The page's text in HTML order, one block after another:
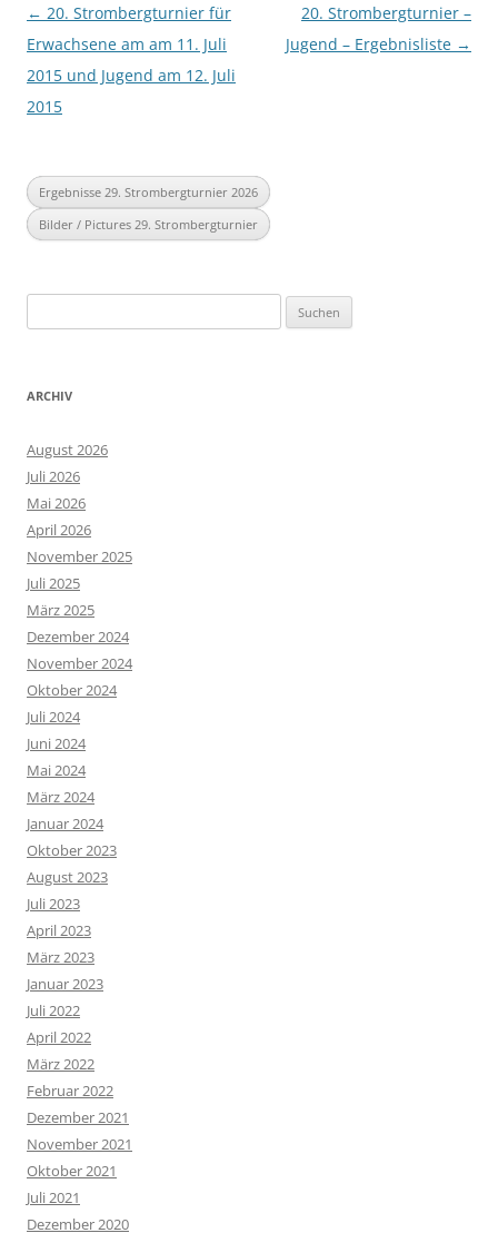
Beitragsnavigation
← 20. Strombergturnier für
Erwachsene am am 11. Juli
2015 und Jugend am 12. Juli
2015
20. Strombergturnier –
Jugend – Ergebnisliste →
Ergebnisse 29. Strombergturnier 2026
Bilder / Pictures 29. Strombergturnier
nach:
ARCHIV
August 2026
Juli 2026
Mai 2026
April 2026
November 2025
Juli 2025
März 2025
Dezember 2024
November 2024
Oktober 2024
Juli 2024
Juni 2024
Mai 2024
März 2024
Januar 2024
Oktober 2023
August 2023
Juli 2023
April 2023
März 2023
Januar 2023
Juli 2022
April 2022
März 2022
Februar 2022
Dezember 2021
November 2021
Oktober 2021
Juli 2021
Dezember 2020